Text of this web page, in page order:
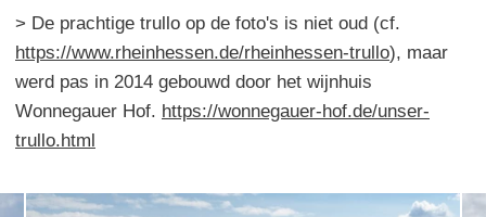
> De prachtige trullo op de foto's is niet oud (cf.
https://www.rheinhessen.de/rheinhessen-trullo), maar
werd pas in 2014 gebouwd door het wijnhuis
Wonnegauer Hof. https://wonnegauer-hof.de/unser-
trullo.html